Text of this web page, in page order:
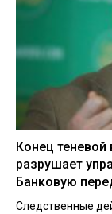
Конец теневой
разрушает
Банковую
Следственные